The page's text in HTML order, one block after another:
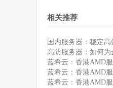
相关推荐
国内服务器：稳定
高防服务器：如何
蓝希云：香港AMD
蓝希云：香港AMD
蓝希云：香港AMD